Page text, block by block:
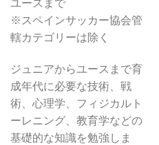
※スペインサッカー協会管
轄カテゴリーは除く
ジュニアからユースまで育
成年代に必要な技術、戦
術、心理学、フィジカルト
ーレニング、教育学などの
基礎的な知識を勉強しま